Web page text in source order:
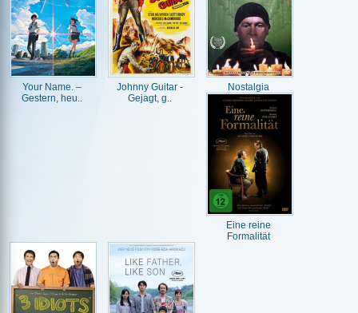
Your Name. –
Gestern, heu..
Johnny Guitar -
Gejagt, g..
Nostalgia
Eine reine
Formalität